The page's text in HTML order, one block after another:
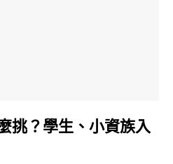
挑？學生、小資族入